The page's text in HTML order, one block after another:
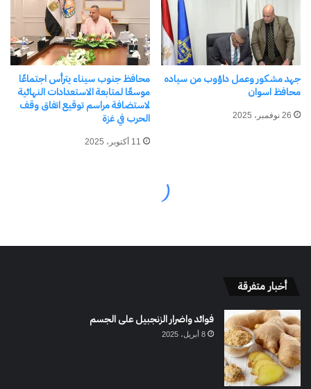
أخبار متفرقة
فوائد واضرار الزنجبيل على الجسم
8 أبريل، 2025